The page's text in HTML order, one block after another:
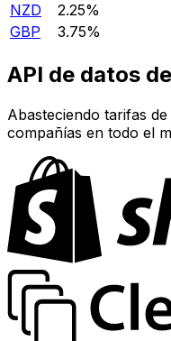
NZD
2.25%
GBP
3.75%
API de datos
Abasteciendo tarifas
compañías en todo el